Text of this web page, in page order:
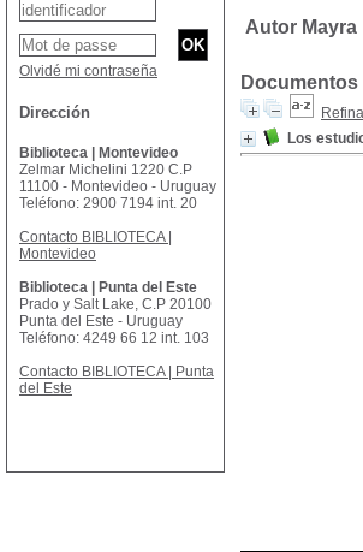
Autor Mayra
Los
Olvidé mi contraseña
Dirección
Biblioteca | Montevideo
Zelmar Michelini 1220 C.P
11100 - Montevideo - Uruguay
Teléfono: 2900 7194 int. 20
Contacto BIBLIOTECA |
Montevideo
Biblioteca | Punta del Este
Prado y Salt Lake, C.P 20100
Punta del Este - Uruguay
Teléfono: 4249 66 12 int. 103
Contacto BIBLIOTECA | Punta
del Este